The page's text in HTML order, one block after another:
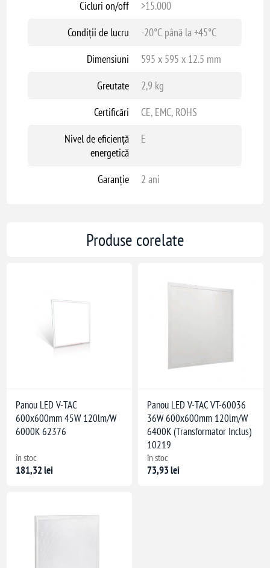
Cicluri on/off
>15.000
Condiții de lucru
-20°C până la +45°C
Dimensiuni
595 x 595 x 12.5 mm
Greutate
2,9 kg
Certificări
CE, EMC, ROHS
Nivel de eficiență
energetică
E
Garanție 2 ani
Produse corelate
Panou LED V-TAC
600x600mm 45W 120lm/W
6000K 62376
în stoc
181,32 lei
Panou LED V-TAC VT-60036
36W 600x600mm 120lm/W
6400K (Transformator Inclus)
10219
în stoc
73,93 lei